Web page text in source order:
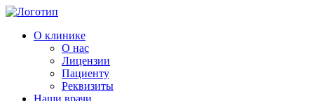
О клинике
О нас
Лицензии
Пациенту
Реквизиты
Наши врачи